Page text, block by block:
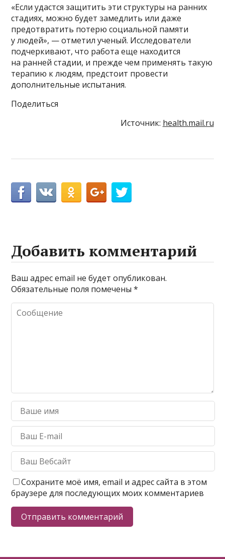
«Если удастся защитить эти структуры на ранних
стадиях, можно будет замедлить или даже
предотвратить потерю социальной памяти
у людей», — отметил ученый. Исследователи
подчеркивают, что работа еще находится
на ранней стадии, и прежде чем применять такую
терапию к людям, предстоит провести
дополнительные испытания.
Поделиться
Источник: health.mail.ru
Добавить комментарий
Ваш адрес email не будет опубликован.
Обязательные поля помечены*
Сохраните моё имя, email и адрес сайта в этом
браузере для последующих моих комментариев